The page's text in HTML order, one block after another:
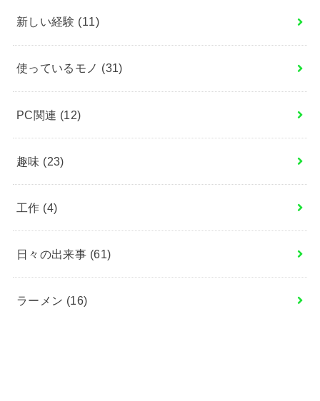
新しい経験 (11)
使っているモノ (31)
PC関連 (12)
趣味 (23)
工作 (4)
日々の出来事 (61)
ラーメン (16)